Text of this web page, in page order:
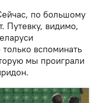
по большому
Путевку, видимо,
вспоминать
мы проиграли